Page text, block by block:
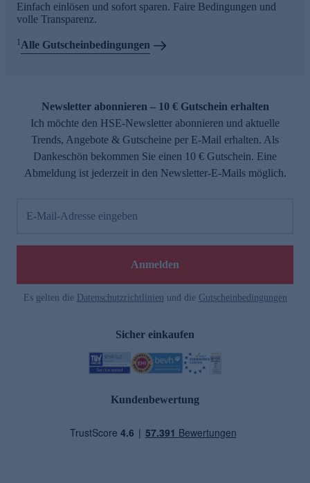
Einfach einlösen und sofort sparen. Faire Bedingungen und
volle Transparenz.
1Alle Gutscheinbedingungen
Newsletter abonnieren – 10 € Gutschein erhalten
Ich möchte den HSE-Newsletter abonnieren und aktuelle
Trends, Angebote & Gutscheine per E-Mail erhalten. Als
Dankeschön bekommen Sie einen 10 € Gutschein. Eine
Abmeldung ist jederzeit in den Newsletter-E-Mails möglich.
E-Mail-Adresse eingeben
Anmelden
Es gelten die Datenschutzrichtlinien und die Gutscheinbedingungen
Sicher einkaufen
Kundenbewertung